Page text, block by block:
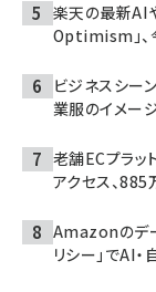
楽天の最新AI
Optimism」、
ビジネスシー
業服のイメー
老舗ECプラッ
アクセス、
Amazonのデ
リシー」でAI